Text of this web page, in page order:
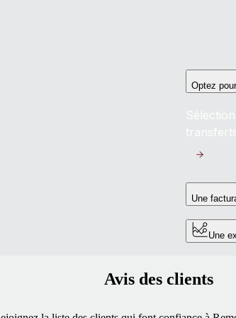
Optez
Une
Une
Avis des clients